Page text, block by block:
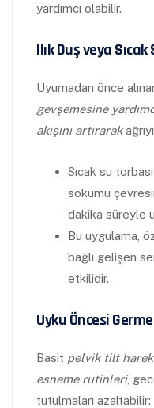
yardımcı olabilir.
Ilık Duş veya
Uyumadan önce
gevşemesine
akışını artırarak
Sıcak su
sokumu
dakika süreyle
Bu uygulama,
bağlı gelişen
etkilidir.
Uyku Öncesi
Basit pelvik tilt
esneme rutinleri,
tutulmaları azaltabilir: